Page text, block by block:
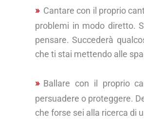
Cantare con il proprio
problemi in modo diretto.
pensare. Succederà
che ti stai mettendo alle
Ballare con il proprio
persuadere o proteggere.
che forse sei alla ricerca di